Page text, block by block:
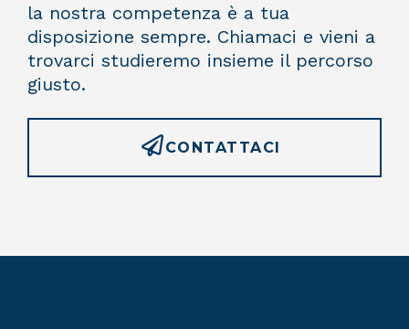
la nostra competenza è a tua
disposizione sempre. Chiamaci e vieni a
trovarci studieremo insieme il percorso
giusto.
CONTATTACI